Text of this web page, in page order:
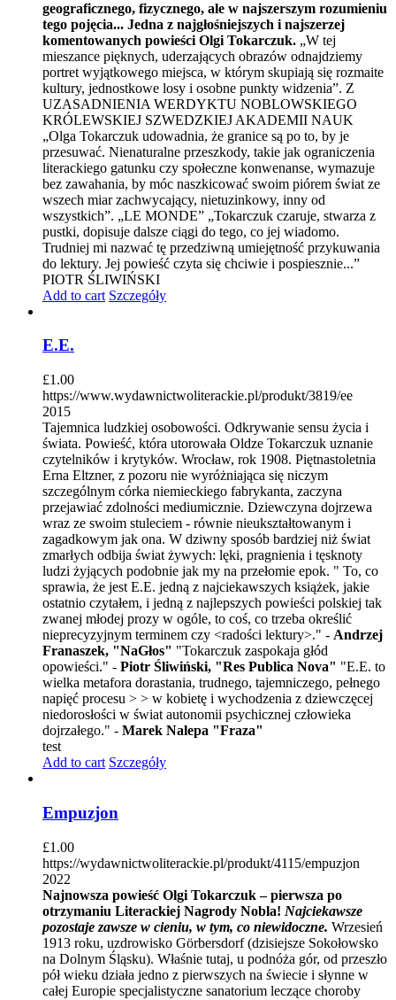
geograficznego, fizycznego, ale w najszerszym rozumieniu
tego pojęcia... Jedna z najgłośniejszych i najszerzej
komentowanych powieści Olgi Tokarczuk. „W tej
mieszance pięknych, uderzających obrazów odnajdziemy
portret wyjątkowego miejsca, w którym skupiają się rozmaite
kultury, jednostkowe losy i osobne punkty widzenia”. Z
UZASADNIENIA WERDYKTU NOBLOWSKIEGO
KRÓLEWSKIEJ SZWEDZKIEJ AKADEMII NAUK
„Olga Tokarczuk udowadnia, że granice są po to, by je
przesuwać. Nienaturalne przeszkody, takie jak ograniczenia
literackiego gatunku czy społeczne konwenanse, wymazuje
bez zawahania, by móc naszkicować swoim piórem świat ze
wszech miar zachwycający, nietuzinkowy, inny od
wszystkich”. „LE MONDE” „Tokarczuk czaruje, stwarza z
pustki, dopisuje dalsze ciągi do tego, co jej wiadomo.
Trudniej mi nazwać tę przedziwną umiejętność przykuwania
do lektury. Jej powieść czyta się chciwie i pospiesznie...”
PIOTR ŚLIWIŃSKI
Add to cart Szczegóły
E.E.
£1.00
https://www.wydawnictwoliterackie.pl/produkt/3819/ee
2015
Tajemnica ludzkiej osobowości. Odkrywanie sensu życia i
świata. Powieść, która utorowała Oldze Tokarczuk uznanie
czytelników i krytyków. Wrocław, rok 1908. Piętnastoletnia
Erna Eltzner, z pozoru nie wyróżniająca się niczym
szczególnym córka niemieckiego fabrykanta, zaczyna
przejawiać zdolności mediumicznie. Dziewczyna dojrzewa
wraz ze swoim stuleciem - równie nieukształtowanym i
zagadkowym jak ona. W dziwny sposób bardziej niż świat
zmarłych odbija świat żywych: lęki, pragnienia i tęsknoty
ludzi żyjących podobnie jak my na przełomie epok. " To, co
sprawia, że jest E.E. jedną z najciekawszych książek, jakie
ostatnio czytałem, i jedną z najlepszych powieści polskiej tak
zwanej młodej prozy w ogóle, to coś, co trzeba określić
nieprecyzyjnym terminem czy <radości lektury>." - Andrzej
Franaszek, "NaGłos" "Tokarczuk zaspokaja głód
opowieści." - Piotr Śliwiński, "Res Publica Nova" "E.E. to
wielka metafora dorastania, trudnego, tajemniczego, pełnego
napięć procesu > > w kobietę i wychodzenia z dziewczęcej
niedorosłości w świat autonomii psychicznej człowieka
dojrzałego." - Marek Nalepa "Fraza"
test
Add to cart Szczegóły
Empuzjon
£1.00
https://wydawnictwoliterackie.pl/produkt/4115/empuzjon
2022
Najnowsza powieść Olgi Tokarczuk – pierwsza po
otrzymaniu Literackiej Nagrody Nobla! Najciekawsze
pozostaje zawsze w cieniu, w tym, co niewidoczne. Wrzesień
1913 roku, uzdrowisko Görbersdorf (dzisiejsze Sokołowsko
na Dolnym Śląsku). Właśnie tutaj, u podnóża gór, od przeszło
pół wieku działa jedno z pierwszych na świecie i słynne w
całej Europie specjalistyczne sanatorium leczące choroby